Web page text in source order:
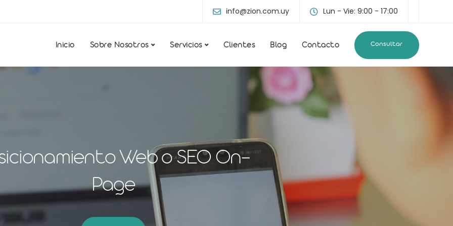
info@zion.com.uy Lun - Vie: 9:00 - 17:00
Inicio Sobre Nosotros Servicios Clientes Blog Contacto Consultar
Web o SEO On-
Page